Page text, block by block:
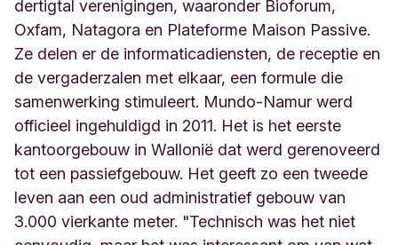
dertigtal verenigingen, waaronder Bioforum,
Oxfam, Natagora en Plateforme Maison Passive.
Ze delen er de informaticadiensten, de receptie en
de vergaderzalen met elkaar, een formule die
samenwerking stimuleert. Mundo-Namur werd
officieel ingehuldigd in 2011. Het is het eerste
kantoorgebouw in Wallonië dat werd gerenoveerd
tot een passiefgebouw. Het geeft zo een tweede
leven aan een oud administratief gebouw van
3.000 vierkante meter. "Technisch was het niet